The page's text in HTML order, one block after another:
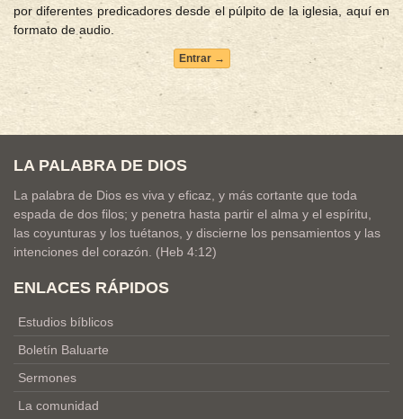
por diferentes predicadores desde el púlpito de la iglesia, aquí en
formato de audio.
Entrar →
LA PALABRA DE DIOS
La palabra de Dios es viva y eficaz, y más cortante que toda
espada de dos filos; y penetra hasta partir el alma y el espíritu,
las coyunturas y los tuétanos, y discierne los pensamientos y las
intenciones del corazón. (Heb 4:12)
ENLACES RÁPIDOS
Estudios bíblicos
Boletín Baluarte
Sermones
La comunidad